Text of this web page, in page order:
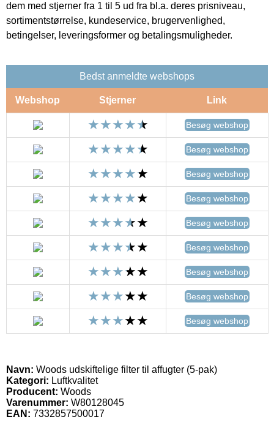
dem med stjerner fra 1 til 5 ud fra bl.a. deres prisniveau,
sortimentstørrelse, kundeservice, brugervenlighed,
betingelser, leveringsformer og betalingsmuligheder.
Bedst anmeldte webshops
Webshop Stjerner Link
Besøg webshop
Besøg webshop
Besøg webshop
Besøg webshop
Besøg webshop
Besøg webshop
Besøg webshop
Besøg webshop
Besøg webshop
Navn: Woods udskiftelige filter til affugter (5-pak)
Kategori: Luftkvalitet
Producent: Woods
Varenummer: W80128045
EAN: 7332857500017